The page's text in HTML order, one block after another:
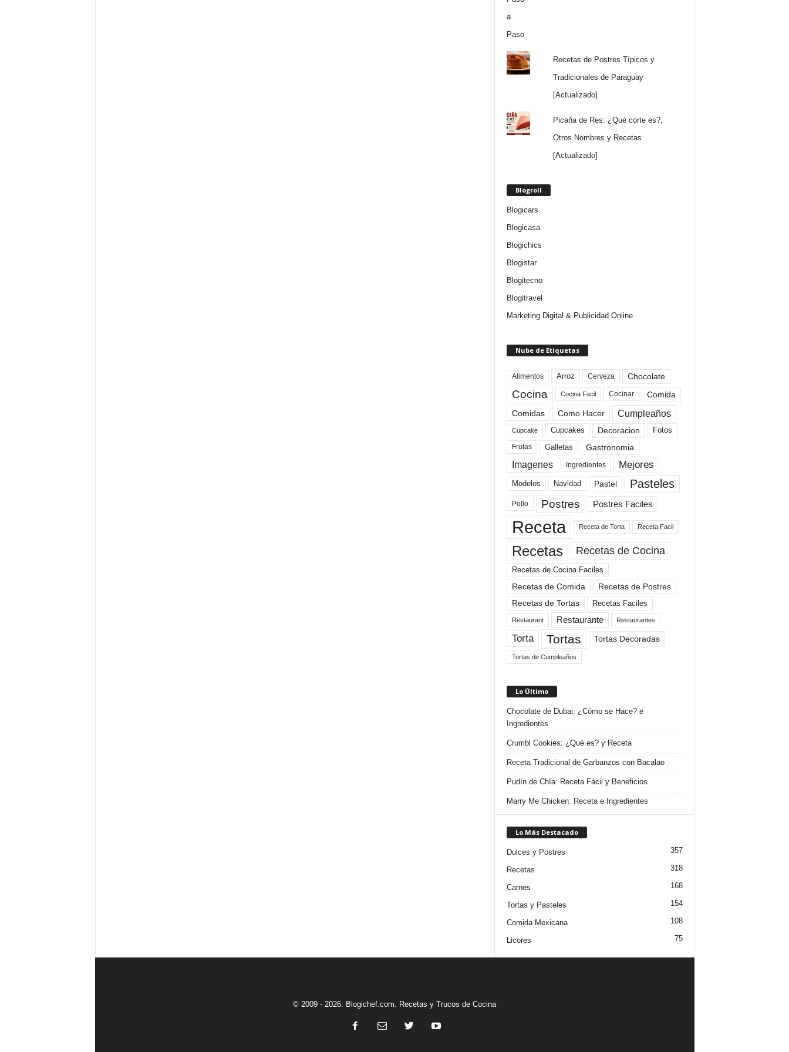
Recetas de Postres Típicos y
Tradicionales de Paraguay
[Actualizado]
Picaña de Res: ¿Qué corte es?,
Otros Nombres y Recetas
[Actualizado]
Blogroll
Blogicars
Blogicasa
Blogichics
Blogistar
Blogitecno
Blogitravel
Marketing Digital & Publicidad Online
Nube de Etiquetas
Alimentos Arroz Cerveza Chocolate
Cocina Cocina Facil Cocinar
Comida
Comidas
Como Hacer Cumpleaños
Cupcake Cupcakes Decoracion Fotos
Frutas Galletas Gastronomia
Imagenes Ingredientes Mejores
Modelos Navidad Pastel Pasteles
Pollo Postres Postres Faciles
Receta Receta de Torta Receta Facil
Recetas Recetas de Cocina
Recetas de Cocina Faciles
Recetas de Comida
Recetas de Postres
Recetas de Tortas
Recetas Faciles
Restaurant Restaurante Restaurantes
Torta Tortas Tortas Decoradas
Tortas de Cumpleaños
Lo Último
Chocolate de Dubai: ¿Cómo se Hace? e
Ingredientes
Crumbl Cookies: ¿Qué es? y Receta
Receta Tradicional de Garbanzos con Bacalao
Pudín de Chía: Receta Fácil y Beneficios
Marry Me Chicken: Receta e Ingredientes
Lo Más Destacado
Dulces y Postres 357
Recetas 318
Carnes 168
Tortas y Pasteles 154
Comida Mexicana 108
Licores 75
© 2009 - 2026. Blogichef.com. Recetas y Trucos de Cocina